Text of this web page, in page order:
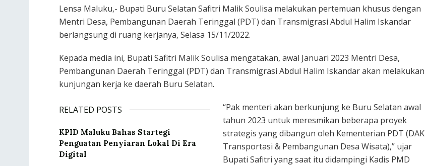
Lensa Maluku,- Bupati Buru Selatan Safitri Malik Soulisa melakukan pertemuan khusus dengan
Mentri Desa, Pembangunan Daerah Teringgal (PDT) dan Transmigrasi Abdul Halim Iskandar
berlangsung di ruang kerjanya, Selasa 15/11/2022.
Kepada media ini, Bupati Safitri Malik Soulisa mengatakan, awal Januari 2023 Mentri Desa,
Pembangunan Daerah Teringgal (PDT) dan Transmigrasi Abdul Halim Iskandar akan melakukan
kunjungan kerja ke daerah Buru Selatan.
RELATED POSTS
KPID Maluku Bahas Startegi
Penguatan Penyiaran Lokal Di Era
Digital
“Pak menteri akan berkunjung ke Buru Selatan awal
tahun 2023 untuk meresmikan beberapa proyek
strategis yang dibangun oleh Kementerian PDT (DAK
Transportasi & Pembangunan Desa Wisata),” ujar
Bupati Safitri yang saat itu didampingi Kadis PMD